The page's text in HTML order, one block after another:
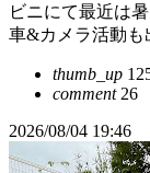
ビニにて最近は
車&カメラ活動も
thumb_up
comment26
2026/08/04 19:46